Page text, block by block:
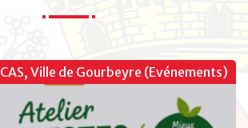
Ville de Gourbeyre (Evénements)